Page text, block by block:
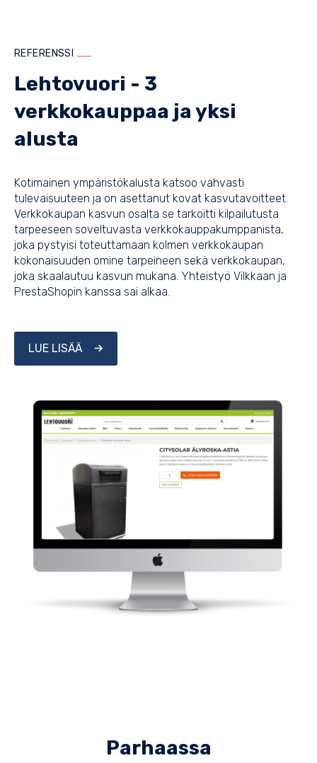
REFERENSSI
Lehtovuori - 3
verkkokauppaa ja yksi
alusta
Kotimainen ympäristökalusta katsoo vahvasti
tulevaisuuteen ja on asettanut kovat kasvutavoitteet.
Verkkokaupan kasvun osalta se tarkoitti kilpailutusta
tarpeeseen soveltuvasta verkkokauppakumppanista,
joka pystyisi toteuttamaan kolmen verkkokaupan
kokonaisuuden omine tarpeineen sekä verkkokaupan,
joka skaalautuu kasvun mukana. Yhteistyö Vilkkaan ja
PrestaShopin kanssa sai alkaa.
LUE LISÄÄ
Parhaassa